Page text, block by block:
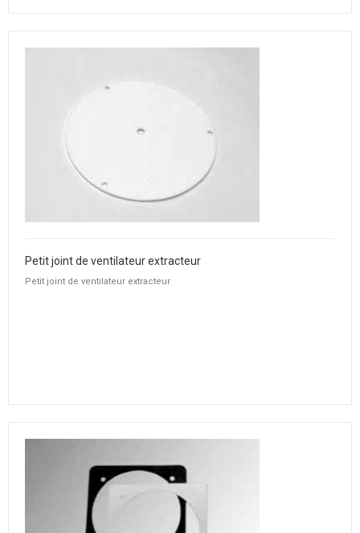
Petit joint de ventilateur extracteur
Petit joint de ventilateur extracteur